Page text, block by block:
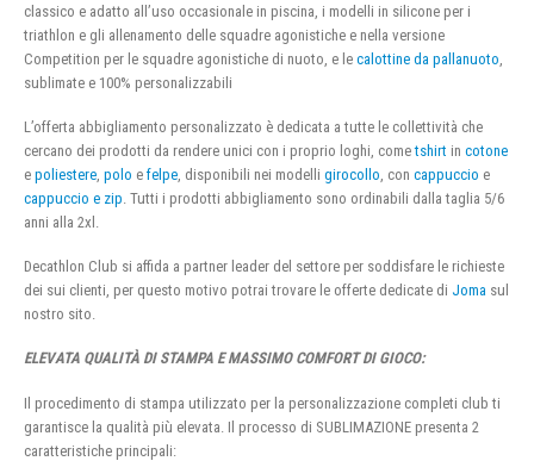
classico e adatto all’uso occasionale in piscina, i modelli in silicone per i
triathlon e gli allenamento delle squadre agonistiche e nella versione
Competition per le squadre agonistiche di nuoto, e le calottine da pallanuoto
sublimate e 100% personalizzabili
L’offerta abbigliamento personalizzato è dedicata a tutte le collettività che
cercano dei prodotti da rendere unici con i proprio loghi, cometshirt in cotone
e poliestere polo e felpe , disponibili nei modelli girocollo , con cappuccio e
cappuccio e zip . Tutti i prodotti abbigliamento sono ordinabili dalla taglia 5/6
anni alla 2xl.
Decathlon Club si affida a partner leader del settore per soddisfare le richieste
dei sui clienti, per questo motivo potrai trovare le offerte dedicate di Joma sul
nostro sito.
ELEVATA QUALITÀ DI STAMPA E MASSIMO COMFORT DI GIOCO:
Il procedimento di stampa utilizzato per la personalizzazione completi club ti
garantisce la qualità più elevata. Il processo di SUBLIMAZIONE presenta 2
caratteristiche principali: